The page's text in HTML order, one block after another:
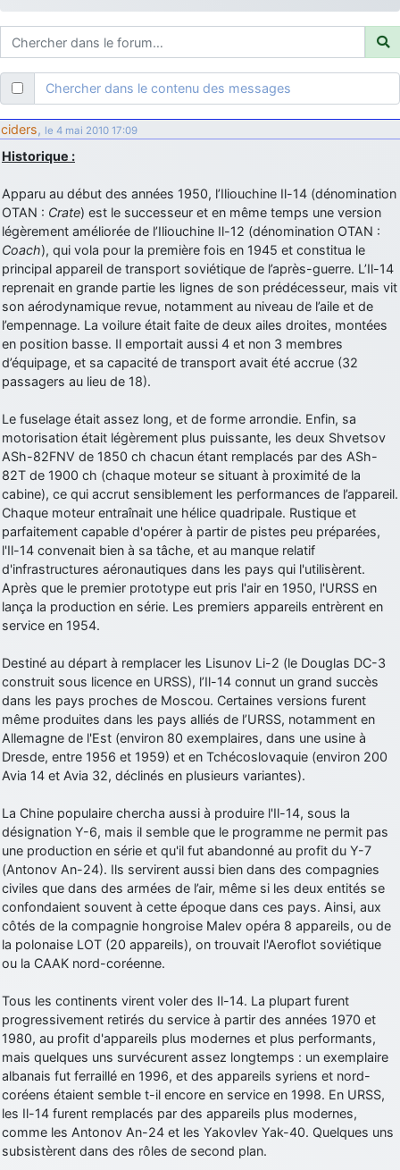
d9pouces: ouakamois > si tu parles du sujet sur l'Armée de l'Air,
bien sûr que oui !
je suis un avion@,._,+: Bonjour je viens d'arriver il y a quelques
moi et quelques avions n'ont pas les mêmes noms qu'aujourd'hui
ouakamois: Bonjourà toutes et à tous.en espérantque ces
quelques images du Pays Basque vous auront plu ; Agur…
fox_50 : Bonjour, certains parmis vous étaient-ils présent au
meeting de Lann Bihoué de 2026 ?
cachée dans les pins : Coucou et excellente année 2026 à tous et
au site!
jericho: Bonne année et tous mes meilleurs voeux à tous pour
2026 !
little boy : je vous souhaite un bon réveillon pour cette nouvelle
année!
jericho: Merci D9pouces, à mon tour de souhaiter un Joyeux Noël
d9pouces: Joyeux Noël à tous !
d9pouces: mais tu peux tenter l'un des rares lycées militaires
comme le Prytanée dans la Sarthe, ça ne peut pas faire de mal !
d9pouces : C'est plutôt après le lycée, voire après une prépa
scientifique, tu as donc encore un peu de temps devant toi
yaellerigolow: bonjour a tous je suis un élève de première
passionnée par l'aviation militaire , pourrais je savoir que faire après
le lycée pour s'orienter et pouvoir devenir officier de l'armée de l'air?
d9pouces: lesquels, par exemple ?
mahmoud : bonsoir, très instructif ce site .mais nous aimerions avoir
d9pouces: Ça me casse quand même bien les pieds, j’avoue
jericho: Pour moi tout est à nouveau OK dirait-on… Merci à toi.
d9pouces
: En espérant n’avoir coupé les accessoires de personne
au passage !
d9pouces: j'ai trouvé un palliatif un peu violent, mais ça devrait aller
d9pouces: cette fois, c'est le Brésil et Singapour qui mettent le site
par terre
jericho: Ah ben je peux te confirmer que j'étais resté dans le filtre…
d9pouces: Désolé ! Mon filtrage a été un peu trop violent
manifestement
tout voir
Chercher dans le contenu des messages
ciders, le 4 mai 2010 17:09
Historique :
Apparu au début des années 1950, l’Iliouchine Il-14 (dénomination
OTAN : Crate) est le successeur et en même temps une version
légèrement améliorée de l’Iliouchine Il-12 (dénomination OTAN :
Coach), qui vola pour la première fois en 1945 et constitua le
principal appareil de transport soviétique de l’après-guerre. L’Il-14
reprenait en grande partie les lignes de son prédécesseur, mais vit
son aérodynamique revue, notamment au niveau de l’aile et de
l’empennage. La voilure était faite de deux ailes droites, montées
en position basse. Il emportait aussi 4 et non 3 membres
d’équipage, et sa capacité de transport avait été accrue (32
passagers au lieu de 18).
Le fuselage était assez long, et de forme arrondie. Enfin, sa
motorisation était légèrement plus puissante, les deux Shvetsov
ASh-82FNV de 1850 ch chacun étant remplacés par des ASh-
82T de 1900 ch (chaque moteur se situant à proximité de la
cabine), ce qui accrut sensiblement les performances de l’appareil.
Chaque moteur entraînait une hélice quadripale. Rustique et
parfaitement capable d'opérer à partir de pistes peu préparées,
l'Il-14 convenait bien à sa tâche, et au manque relatif
d'infrastructures aéronautiques dans les pays qui l'utilisèrent.
Après que le premier prototype eut pris l'air en 1950, l'URSS en
lança la production en série. Les premiers appareils entrèrent en
service en 1954.
Destiné au départ à remplacer les Lisunov Li-2 (le Douglas DC-3
construit sous licence en URSS), l’Il-14 connut un grand succès
dans les pays proches de Moscou. Certaines versions furent
même produites dans les pays alliés de l’URSS, notamment en
Allemagne de l'Est (environ 80 exemplaires, dans une usine à
Dresde, entre 1956 et 1959) et en Tchécoslovaquie (environ 200
Avia 14 et Avia 32, déclinés en plusieurs variantes).
La Chine populaire chercha aussi à produire l'Il-14, sous la
désignation Y-6, mais il semble que le programme ne permit pas
une production en série et qu'il fut abandonné au profit du Y-7
(Antonov An-24). Ils servirent aussi bien dans des compagnies
civiles que dans des armées de l’air, même si les deux entités se
confondaient souvent à cette époque dans ces pays. Ainsi, aux
côtés de la compagnie hongroise Malev opéra 8 appareils, ou de
la polonaise LOT (20 appareils), on trouvait l'Aeroflot soviétique
ou la CAAK nord-coréenne.
Tous les continents virent voler des Il-14. La plupart furent
progressivement retirés du service à partir des années 1970 et
1980, au profit d'appareils plus modernes et plus performants,
mais quelques uns survécurent assez longtemps : un exemplaire
albanais fut ferraillé en 1996, et des appareils syriens et nord-
coréens étaient semble t-il encore en service en 1998. En URSS,
les Il-14 furent remplacés par des appareils plus modernes,
comme les Antonov An-24 et les Yakovlev Yak-40. Quelques uns
subsistèrent dans des rôles de second plan.